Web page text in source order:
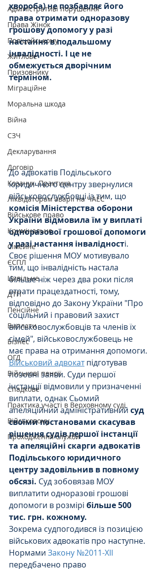
Адміністративі порушення
Права Жінок
Поліцейському
Житлове
Призовнику
Міграційне
Моральна шкода
Війна
СЗЧ
Декларування
Договір
Козачук. Практика
Ліквідаторам аварії на ЧАЕС
Військове право
Кримінальне
Сімейне
ЄСПЛ
Цивільне
ДТП
Пенсійне
Виплати
Бізнес
ОГД
Військові пенсії
Спадкове
Практика участі в Верховному суді
Військовому
Проходження служби
хвороба) не позбавляє його
права отримати одноразову
грошову допомогу у разі
настання в подальшому
інвалідності. І це не
обмежується дворічним
терміном.
До адвокатів Подільського
юридичного центру звернулися
військовослужбовці із тим, що
комісія Міністерства оборони
України відмовила їм у виплаті
одноразової грошової допомоги
у разі настання інвалідності.
Своє рішення МОУ мотивувало
тим, що інвалідність настала
більше ніж через два роки після
втрати працездатності, тому,
відповідно до Закону України "Про
соцільний і правовий захист
військовослужбовців та членів їх
сімей", військовослужбовець не
має права на отримання допомоги.
Військовий адвокат підготував
позовні заяви. Суди першої
інстанції відмовили у призначенні
виплати, однак Сьомий
апеляційний адміністративний суд
своїми постановами скасував
рішення судів першої інстанції
та апеляційні скарги адвокатів
Подільського юридичного
центру задовільнив в повному
обсязі. Судзобовязав МОУ
виплатити одноразові грошові
допомоги в розмірі більше 500
тис. грн. кожному.
Зокрема судпогодився із позицією
військових адвокатів про наступне.
Нормами Закону №2011-XII
передбачено право